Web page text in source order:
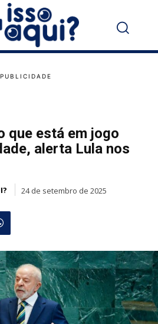
que está em jogo
alerta Lula nos
24 de setembro de 2025